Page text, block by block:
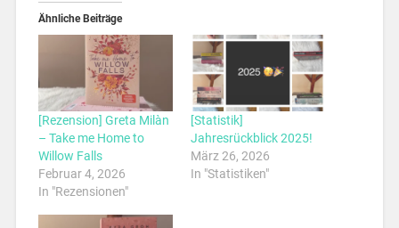
Ähnliche Beiträge
[Rezension] Greta Milàn
– Take me Home to
Willow Falls
Februar 4, 2026
In "Rezensionen"
[Statistik]
Jahresrückblick 2025!
März 26, 2026
In "Statistiken"